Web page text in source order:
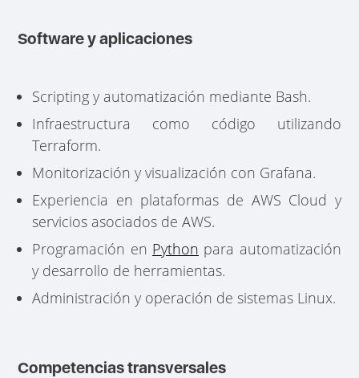
Software y aplicaciones
Scripting y automatización mediante Bash.
Infraestructura como código utilizando
Terraform.
Monitorización y visualización con Grafana.
Experiencia en plataformas de AWS Cloud y
servicios asociados de AWS.
Programación en Python para automatización
y desarrollo de herramientas.
Administración y operación de sistemas Linux.
Competencias transversales